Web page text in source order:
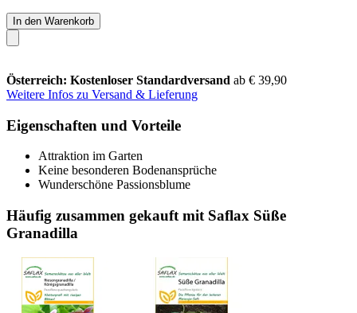
In den Warenkorb
Österreich: Kostenloser Standardversand ab € 39,90
Weitere Infos zu Versand & Lieferung
Eigenschaften und Vorteile
Attraktion im Garten
Keine besonderen Bodenansprüche
Wunderschöne Passionsblume
Häufig zusammen gekauft mit Saflax Süße
Granadilla